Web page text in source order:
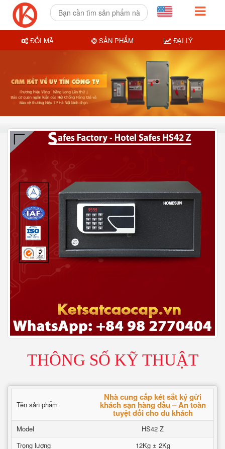
THÔNG SỐ KỸ THUẬT
Tên sản phẩm
Nhà cung cấp két sắt ký gửi
khách sạn hàng đầu – An toàn
tuyệt đối cho du khách
Model
HS42 Z
Trọng lượng
12Kg ± 2Kg
ĐỔI MÃ SẢN PHẨM ĐẠI LÝ